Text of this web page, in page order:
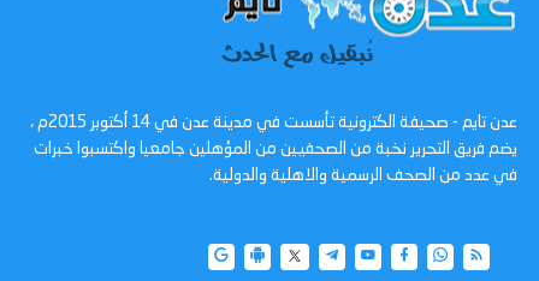
عدن تايم - صحيفة الكترونية تأسست في مدينة عدن في 14 أكتوبر 2015م ،
يضم فريق التحرير نخبة من الصحفيين من المؤهلين جامعيا واكتسبوا خبرات
في عدد من الصحف الرسمية والاهلية والدولية.